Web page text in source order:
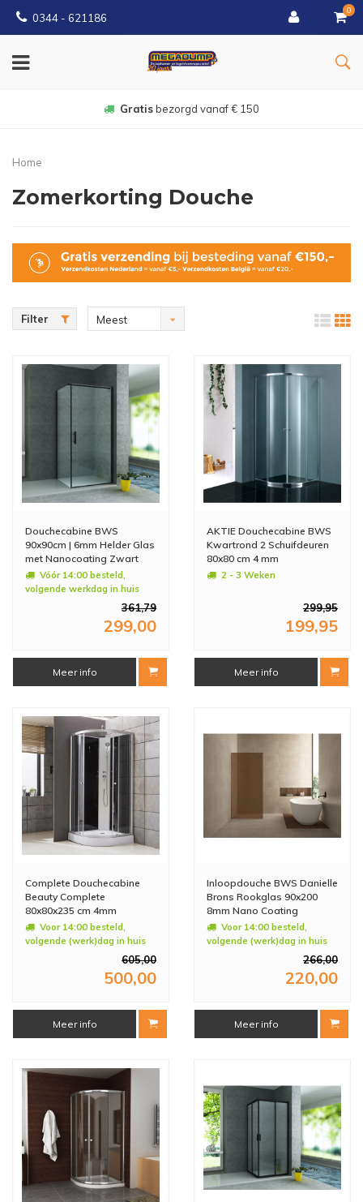
0344 - 621186
0
Gratisbezorgd vanaf € 150
Home
Zomerkorting Douche
Filter
Meest
Douchecabine BWS
90x90cm | 6mm Helder Glas
met Nanocoating Zwart
Vóór 14:00 besteld,
volgende werkdag in huis
361,79
299,00
Meer info
AKTIE Douchecabine BWS
Kwartrond 2 Schuifdeuren
80x80 cm 4 mm
2 - 3 Weken
299,95
199,95
Meer info
Complete Douchecabine
Beauty Complete
80x80x235 cm 4mm
Voor 14:00 besteld,
volgende (werk)dag in huis
605,00
500,00
Meer info
Inloopdouche BWS Danielle
Brons Rookglas 90x200
8mm Nano Coating
Voor 14:00 besteld,
volgende (werk)dag in huis
266,00
220,00
Meer info